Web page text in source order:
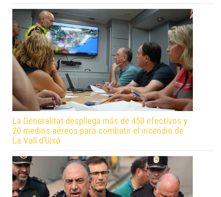
La Generalitat despliega más de 450 efectivos y
20 medios aéreos para combatir el incendio de
La Vall d’Uixó